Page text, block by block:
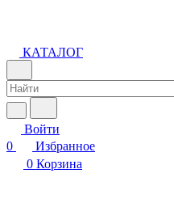
КАТАЛОГ
Войти
0
Избранное
0 Корзина